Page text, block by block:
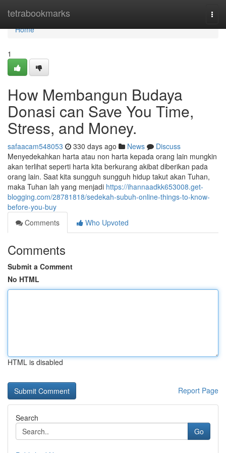
tetrabookmarks
Home
Home
1
How Membangun Budaya
Donasi can Save You Time,
Stress, and Money.
safaacam548053 330 days ago News
Discuss
Menyedekahkan harta atau non harta kepada orang lain mungkin
akan terlihat seperti harta kita berkurang akibat diberikan pada
orang lain. Saat kita sungguh sungguh hidup takut akan Tuhan,
maka Tuhan lah yang menjadi https://ihannaadkk653008.get-
blogging.com/28781818/sedekah-subuh-online-things-to-know-
before-you-buy
Comments
Who Upvoted
Comments
Submit a Comment
No HTML
HTML is disabled
Report Page
Search
Go